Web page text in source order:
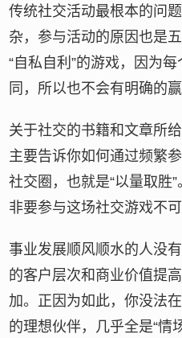
传统社交活动最根本的问
杂，参与活动的原因也是
“自私自利”的游戏，因为
同，所以也不会有明确的赢
关于社交的书籍和文章所
主要告诉你如何通过频繁
社交圈，也就是“以量取胜
非要参与这场社交游戏不可
事业发展顺风顺水的人没
的客户层次和商业价值提
加。正因为如此，你没法
的理想伙伴，几乎全是“情